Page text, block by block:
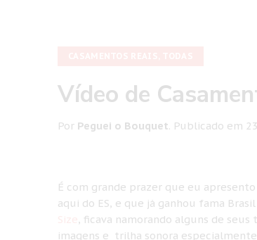
Vídeo de
Por Peguei o Bouquet Publicado em
É com grande prazer que eu
aqui do ES, e que já ganhou fama
, ficava namorando alguns de
imagens e trilha sonora